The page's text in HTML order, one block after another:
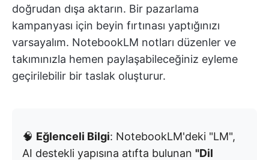
doğrudan dışa aktarın. Bir pazarlama
kampanyası için beyin fırtınası yaptığınızı
varsayalım. NotebookLM notları düzenler ve
takımınızla hemen paylaşabileceğiniz eyleme
geçirilebilir bir taslak oluşturur.
🧠 Eğlenceli Bilgi: NotebookLM'deki "LM",
AI destekli yapısına atıfta bulunan "Dil